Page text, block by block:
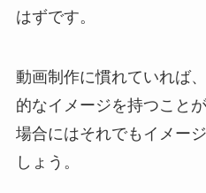
はずです。
動画制作に慣れていれば
的なイメージを持つこと
場合にはそれでもイメー
しょう。